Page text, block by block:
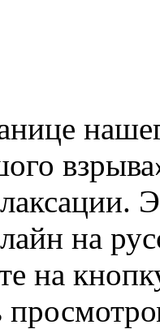
на
на